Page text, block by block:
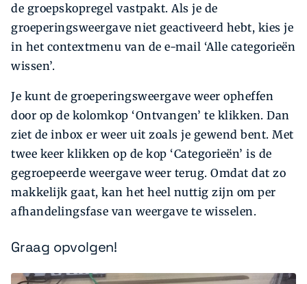
de groepskopregel vastpakt. Als je de
groeperingsweergave niet geactiveerd hebt, kies je
in het contextmenu van de e-mail ‘Alle categorieën
wissen’.
Je kunt de groeperingsweergave weer opheffen
door op de kolomkop ‘Ontvangen’ te klikken. Dan
ziet de inbox er weer uit zoals je gewend bent. Met
twee keer klikken op de kop ‘Categorieën’ is de
gegroepeerde weergave weer terug. Omdat dat zo
makkelijk gaat, kan het heel nuttig zijn om per
afhandelingsfase van weergave te wisselen.
Graag opvolgen!